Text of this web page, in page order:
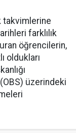
takvimlerine
farklılık
öğrencilerin,
oldukları
üzerindeki